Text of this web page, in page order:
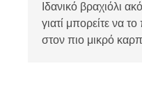
Ιδανικό βραχιόλι
γιατί μπορείτε να
στον πιο μικρό